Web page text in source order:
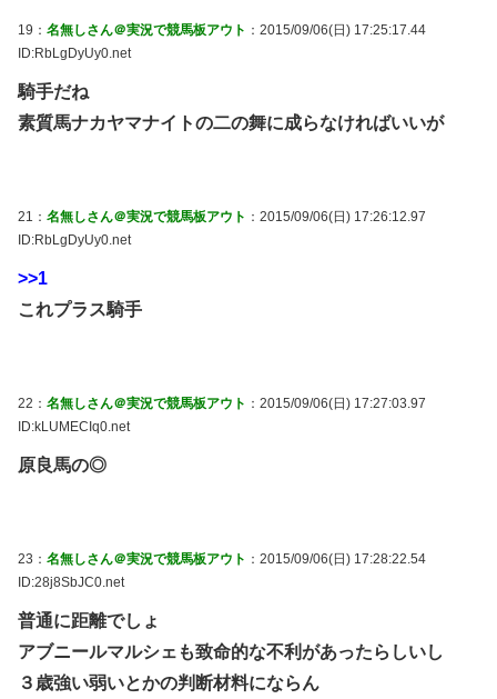
19： 名無しさん＠実況で競馬板アウト ：2015/09/06(日) 17:25:17.44
ID:RbLgDyUy0.net
騎手だね
素質馬ナカヤマナイトの二の舞に成らなければいいが
21： 名無しさん＠実況で競馬板アウト ：2015/09/06(日) 17:26:12.97
ID:RbLgDyUy0.net
>>1
これプラス騎手
22： 名無しさん＠実況で競馬板アウト ：2015/09/06(日) 17:27:03.97
ID:kLUMECIq0.net
原良馬の◎
23： 名無しさん＠実況で競馬板アウト ：2015/09/06(日) 17:28:22.54
ID:28j8SbJC0.net
普通に距離でしょ
アブニールマルシェも致命的な不利があったらしいし
３歳強い弱いとかの判断材料にならん